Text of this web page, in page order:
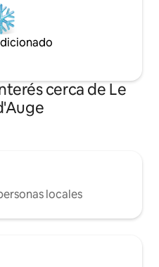
cerca de Le
locales